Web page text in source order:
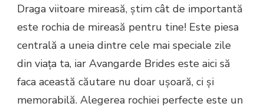
AVANGARDE
BRIDES
Draga viitoare mireasă, știm cât de importantă
este rochia de mireasă pentru tine! Este piesa
centrală a uneia dintre cele mai speciale zile
din viața ta, iar Avangarde Brides este aici să
faca această căutare nu doar ușoară, ci și
memorabilă. Alegerea rochiei perfecte este un